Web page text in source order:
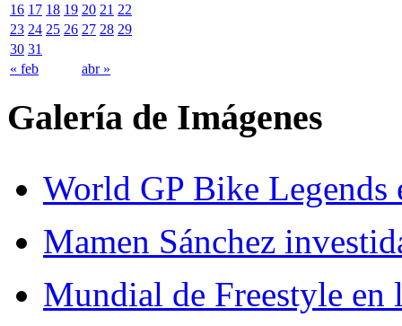
« feb abr »
16 17 18 19 20 21 22
23 24 25 26 27 28 29
30 31
Galería de Imágenes
World GP Bike Legends
Mamen Sánchez
Mundial de Freestyle en